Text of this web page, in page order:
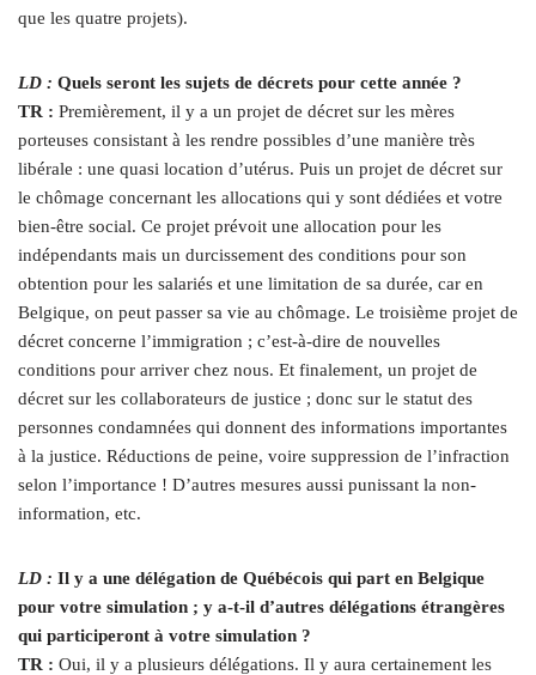
que les quatre projets).
LD : Quels seront les sujets de décrets pour cette année ?
TR : Premièrement, il y a un projet de décret sur les mères
porteuses consistant à les rendre possibles d’une manière très
libérale : une quasi location d’utérus. Puis un projet de décret sur
le chômage concernant les allocations qui y sont dédiées et votre
bien-être social. Ce projet prévoit une allocation pour les
indépendants mais un durcissement des conditions pour son
obtention pour les salariés et une limitation de sa durée, car en
Belgique, on peut passer sa vie au chômage. Le troisième projet de
décret concerne l’immigration ; c’est-à-dire de nouvelles
conditions pour arriver chez nous. Et finalement, un projet de
décret sur les collaborateurs de justice ; donc sur le statut des
personnes condamnées qui donnent des informations importantes
à la justice. Réductions de peine, voire suppression de l’infraction
selon l’importance ! D’autres mesures aussi punissant la non-
information, etc.
LD : Il y a une délégation de Québécois qui part en Belgique
pour votre simulation ; y a‑t-il d’autres délégations étrangères
qui participeront à votre simulation ?
TR : Oui, il y a plusieurs délégations. Il y aura certainement les